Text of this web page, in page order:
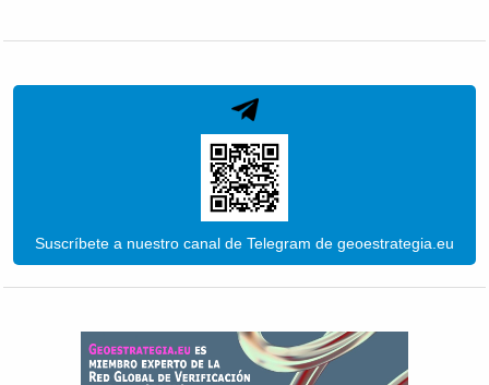
Suscríbete a nuestro canal de Telegram de geoestrategia.eu